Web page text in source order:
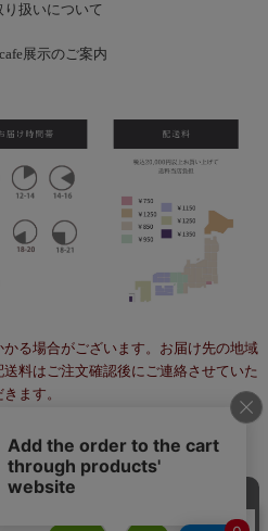
り扱いについて
展示のご案内
る場合がございます。お届け先の地域
料はご注文確認後にご連絡させていた
きます。